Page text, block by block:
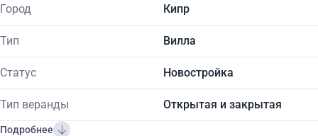
Город Кипр
Тип Вилла
Статус Новостройка
Тип веранды Открытая и закрытая
Подробнее